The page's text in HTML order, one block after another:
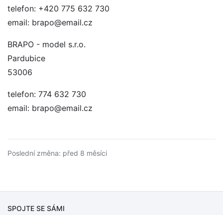
telefon: +420 775 632 730
email: brapo@email.cz
BRAPO - model s.r.o.
Pardubice
53006
telefon: 774 632 730
email: brapo@email.cz
Poslední změna: před 8 měsíci
SPOJTE SE SÁMI